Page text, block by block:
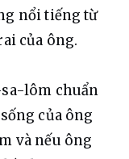
nổi tiếng từ
của ông.
lôm chuẩn
của ông
và nếu ông